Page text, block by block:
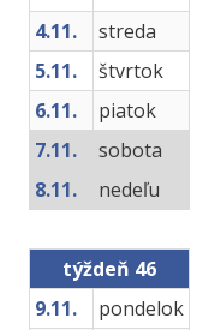
4.11.
streda
5.11.
štvrtok
6.11.
piatok
7.11.
sobota
8.11.
nedeľu
týždeň 46
9.11.
pondelok